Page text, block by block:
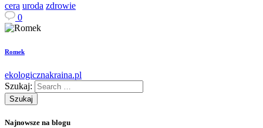
cera uroda zdrowie
0
Romek
ekologicznakraina.pl
Szukaj:
Najnowsze na blogu